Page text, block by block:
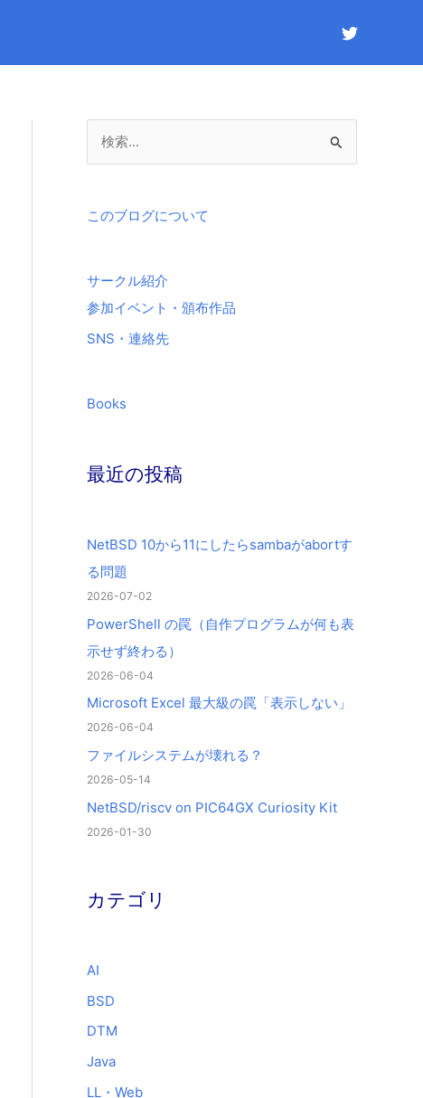
象
このブログについて
サークル紹介
参加イベント・頒布作品
SNS・連絡先
Books
最近の投稿
NetBSD 10から11にしたらsambaがabortす
る問題
2026-07-02
PowerShell の罠（自作プログラムが何も表
示せず終わる）
2026-06-04
Microsoft Excel 最大級の罠「表示しない」
2026-06-04
ファイルシステムが壊れる？
2026-05-14
NetBSD/riscv on PIC64GX Curiosity Kit
2026-01-30
カテゴリ
AI
BSD
DTM
Java
LL・Web